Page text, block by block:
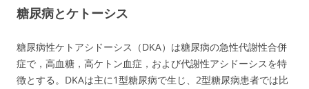
糖尿病とケトーシス
糖尿病性ケトアシドーシス（DKA）は糖尿病の急性代謝性合併
症で，高血糖，高ケトン血症，および代謝性アシドーシスを特
徴とする。DKAは主に1型糖尿病で生じ、2型糖尿病患者では比